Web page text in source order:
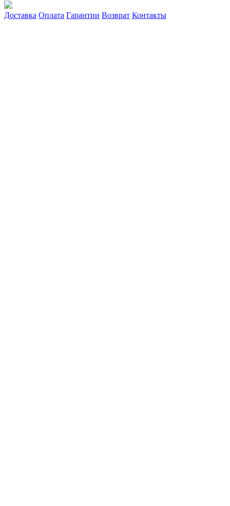
Доставка Оплата Гарантии Возврат Контакты